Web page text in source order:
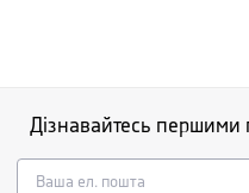
Дізнавайтесь першими